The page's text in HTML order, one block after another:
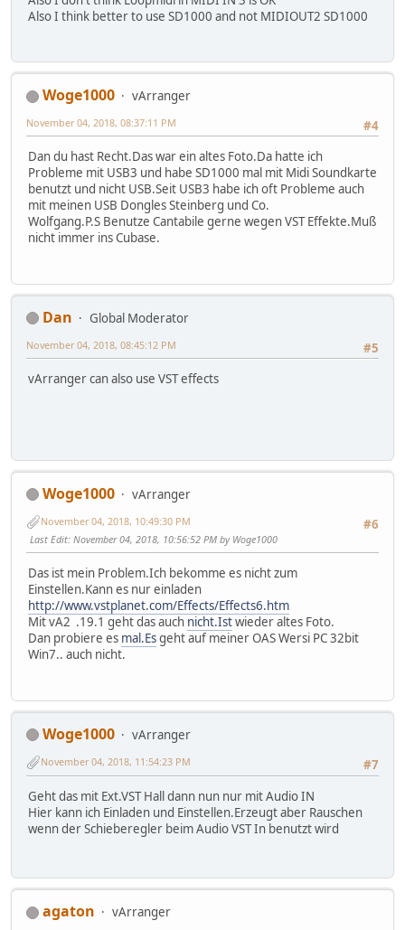
Also I think better to use SD1000 and not MIDIOUT2 SD1000
Woge1000
vArranger
#4
November 04, 2018, 08:37:11 PM
Dan du hast Recht.Das war ein altes Foto.Da hatte ich
Probleme mit USB3 und habe SD1000 mal mit Midi Soundkarte
benutzt und nicht USB.Seit USB3 habe ich oft Probleme auch
mit meinen USB Dongles Steinberg und Co.
Wolfgang.P.S Benutze Cantabile gerne wegen VST Effekte.Muß
nicht immer ins Cubase.
Dan
Global Moderator
#5
November 04, 2018, 08:45:12 PM
vArranger can also use VST effects
Woge1000
vArranger
#6
November 04, 2018, 10:49:30 PM
Last Edit: November 04, 2018, 10:56:52 PM by Woge1000
Das ist mein Problem.Ich bekomme es nicht zum
Einstellen.Kann es nur einladen
http://www.vstplanet.com/Effects/Effects6.htm
Mit vA2 .19.1 geht das auch nicht.Istwieder altes Foto.
Dan probiere es mal.Esgeht auf meiner OAS Wersi PC 32bit
Win7.. auch nicht.
Woge1000
vArranger
#7
November 04, 2018, 11:54:23 PM
Geht das mit Ext.VST Hall dann nun nur mit Audio IN
Hier kann ich Einladen und Einstellen.Erzeugt aber Rauschen
wenn der Schieberegler beim Audio VST In benutzt wird
agaton
vArranger